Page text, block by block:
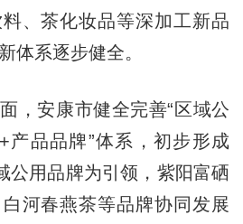
、茶化妆品等深加工新品
体系逐步健全。
安康市健全完善“区域公
产品品牌”体系，初步形成
公用品牌为引领，紫阳富硒
河春燕茶等品牌协同发展